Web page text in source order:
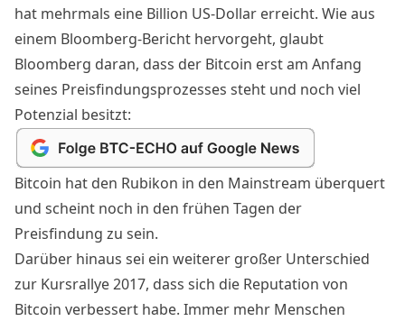
hat mehrmals eine Billion US-Dollar erreicht. Wie aus
einem Bloomberg-Bericht hervorgeht, glaubt
Bloomberg daran, dass der Bitcoin erst am Anfang
seines Preisfindungsprozesses steht und noch viel
Potenzial besitzt:
Bitcoin hat den Rubikon in den Mainstream überquert
und scheint noch in den frühen Tagen der
Preisfindung zu sein.
Darüber hinaus sei ein weiterer großer Unterschied
zur Kursrallye 2017, dass sich die Reputation von
Bitcoin verbessert habe. Immer mehr Menschen